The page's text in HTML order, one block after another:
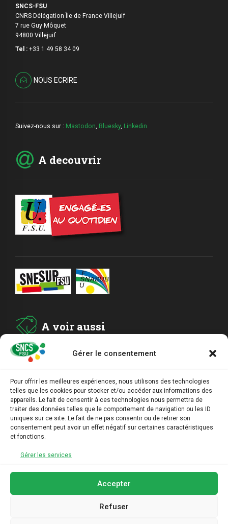
Gérer le consentement
Pour offrir les meilleures expériences, nous utilisons des technologies
telles que les cookies pour stocker et/ou accéder aux informations des
appareils. Le fait de consentir à ces technologies nous permettra de
traiter des données telles que le comportement de navigation ou les ID
uniques sur ce site. Le fait de ne pas consentir ou de retirer son
consentement peut avoir un effet négatif sur certaines caractéristiques
et fonctions.
Gérer les services
Accepter
Refuser
SNCS-FSU
CNRS Délégation Île de France Villejuif
7 rue Guy Môquet
94800 Villejuif
Tel : +33 1 49 58 34 09
NOUS ECRIRE
Suivez-nous sur : Mastodon, Bluesky, Linkedin
A decouvrir
A voir aussi
ADHESION
ARCHIVES
AGENDA